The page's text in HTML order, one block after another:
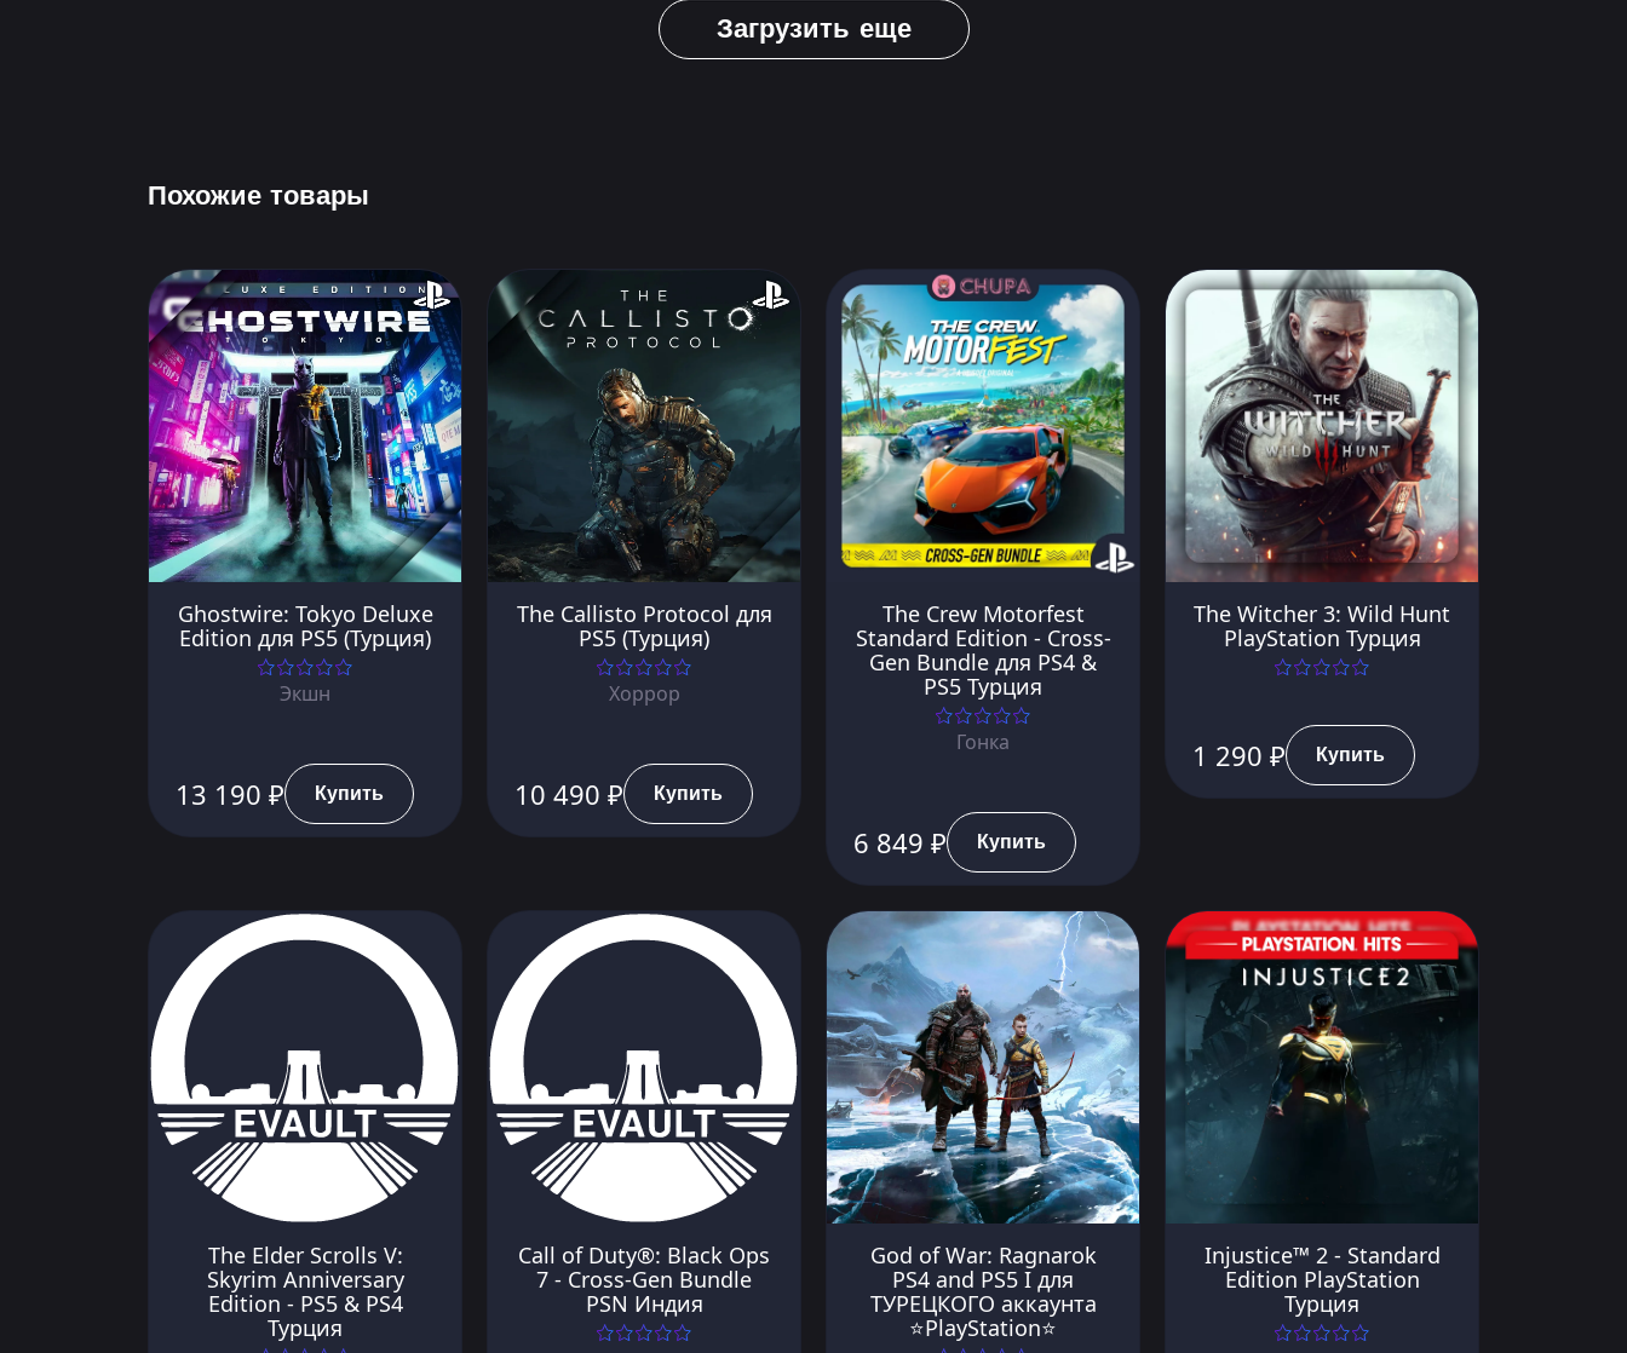
Загрузить еще
Похожие товары
Ghostwire: Tokyo Deluxe
Edition для PS5 (Турция)
Экшн
13 190 ₽ Купить
The Callisto Protocol для
PS5 (Турция)
Хоррор
10 490 ₽ Купить
The Crew Motorfest
Standard Edition - Cross-
Gen Bundle для PS4 &
PS5 Турция
Гонка
6 849 ₽ Купить
The Witcher 3: Wild Hunt
PlayStation Турция
1 290 ₽ Купить
The Elder Scrolls V:
Skyrim Anniversary
Edition - PS5 & PS4
Турция
Call of Duty®: Black Ops
7 - Cross-Gen Bundle
PSN Индия
God of War: Ragnarok
PS4 and PS5 I для
ТУРЕЦКОГО аккаунта
⭐PlayStation⭐
Injustice™ 2 - Standard
Edition PlayStation
Турция